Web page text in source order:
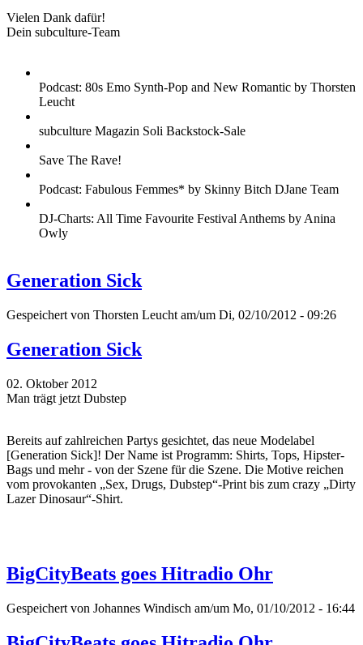
Vielen Dank dafür!
Dein subculture-Team
Podcast: 80s Emo Synth-Pop and New Romantic by Thorsten
Leucht
subculture Magazin Soli Backstock-Sale
Save The Rave!
Podcast: Fabulous Femmes* by Skinny Bitch DJane Team
DJ-Charts: All Time Favourite Festival Anthems by Anina
Owly
Generation Sick
Gespeichert von Thorsten Leucht am/um Di, 02/10/2012 - 09:26
Generation Sick
02. Oktober 2012
Man trägt jetzt Dubstep
Bereits auf zahlreichen Partys gesichtet, das neue Modelabel
[Generation Sick]! Der Name ist Programm: Shirts, Tops, Hipster-
Bags und mehr - von der Szene für die Szene. Die Motive reichen
vom provokanten „Sex, Drugs, Dubstep“-Print bis zum crazy „Dirty
Lazer Dinosaur“-Shirt.
BigCityBeats goes Hitradio Ohr
Gespeichert von Johannes Windisch am/um Mo, 01/10/2012 - 16:44